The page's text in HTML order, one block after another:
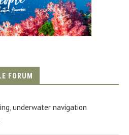
FORUM
underwater navigation